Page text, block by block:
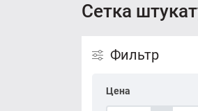
Сетка
Фильтр
Цена